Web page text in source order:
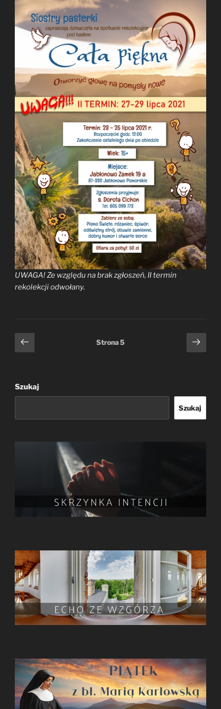
UWAGA! Ze względu na brak zgłoszeń, II termin
rekolekcji odwołany.
Stronicowanie
wpisów
Poprzednia
strona
Strona5
Szukaj
Szukaj